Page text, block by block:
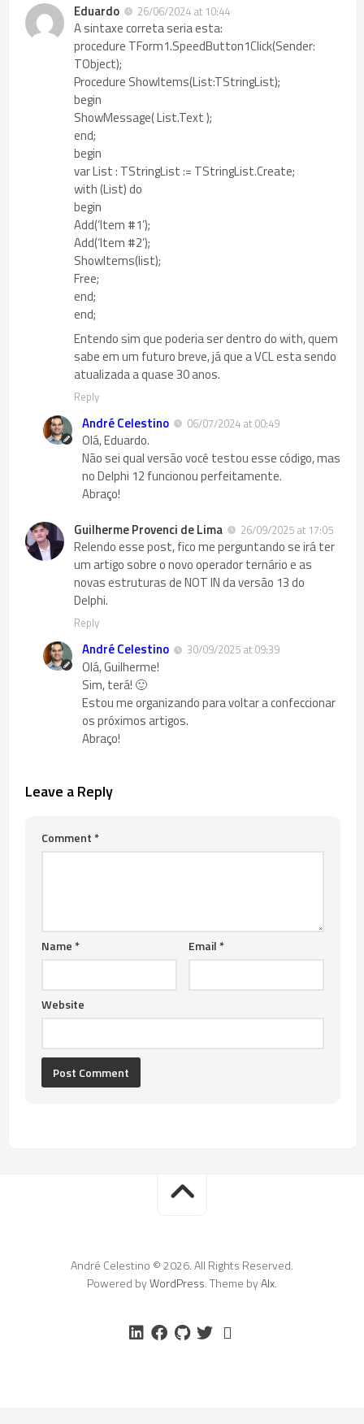
Eduardo
26/06/2024 at 10:44
A sintaxe correta seria esta:
procedure TForm1.SpeedButton1Click(Sender:
TObject);
Procedure ShowItems(List:TStringList);
begin
ShowMessage( List.Text );
end;
begin
var List : TStringList := TStringList.Create;
with (List) do
begin
Add(‘Item #1’);
Add(‘Item #2’);
ShowItems(list);
Free;
end;
end;
Entendo sim que poderia ser dentro do with, quem
sabe em um futuro breve, já que a VCL esta sendo
atualizada a quase 30 anos.
Reply
André Celestino 06/07/2024 at 00:49
Olá, Eduardo.
Não sei qual versão você testou esse código, mas
no Delphi 12 funcionou perfeitamente.
Abraço!
Guilherme Provenci de Lima
26/09/2025 at 17:05
Relendo esse post, fico me perguntando se irá ter
um artigo sobre o novo operador ternário e as
novas estruturas de NOT IN da versão 13 do
Delphi.
Reply
André Celestino 30/09/2025 at 09:39
Olá, Guilherme!
Sim, terá! 🙂
Estou me organizando para voltar a confeccionar
os próximos artigos.
Abraço!
Leave a Reply
Comment *
Name * Email *
Website
André Celestino © 2026. All Rights Reserved.
Powered byWordPress. Theme byAlx.